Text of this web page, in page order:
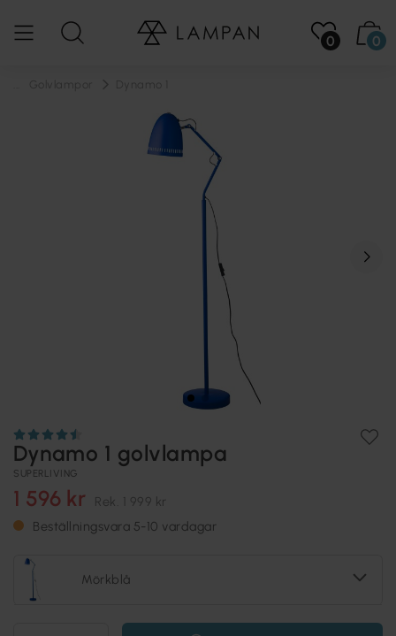
0 0
Dynamo 1 golvlampa
SUPERLIVING
1 596 kr Rek. 1 999 kr
Beställningsvara 5-10 vardagar
Mörkblå